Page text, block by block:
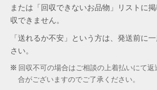
または「回収できないお品物」リストに
収できません。
「送れるか不安」という方は、発送前に
さい。
回収不可の場合はご相談の上着払いにて
合がございますのでご了承ください。